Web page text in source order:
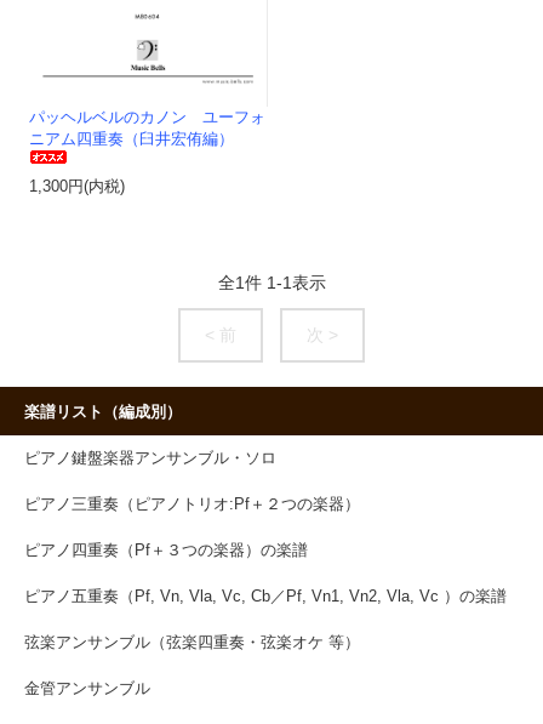
パッヘルベルのカノン ユーフォ
ニアム四重奏（臼井宏侑編）
1,300円(内税)
全1件 1-1表示
< 前 次 >
楽譜リスト（編成別）
ピアノ鍵盤楽器アンサンブル・ソロ
ピアノ三重奏（ピアノトリオ:Pf＋２つの楽器）
ピアノ四重奏（Pf＋３つの楽器）の楽譜
ピアノ五重奏（Pf, Vn, Vla, Vc, Cb／Pf, Vn1, Vn2, Vla, Vc ）の楽譜
弦楽アンサンブル（弦楽四重奏・弦楽オケ 等）
金管アンサンブル